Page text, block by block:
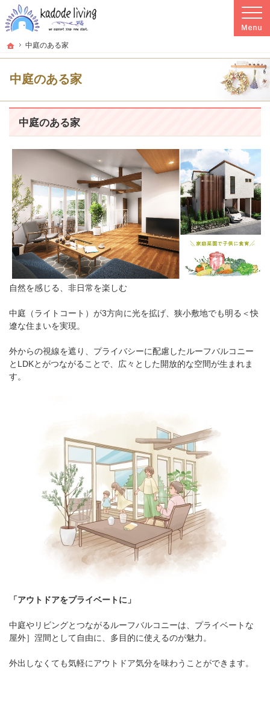
ホーム
中庭のある家
中庭のある家
プロの目線からご提案。群馬県高崎市の注文住宅・新築戸建てを手がける工務店
群馬県高崎市の新築・注文住宅・新築戸建てを手がける工務店ならkadode living
中庭のある家
自然を感じる、非日常を楽しむ
中庭（ライトコート）が3方向に光を拡げ、狭小敷地でも明る＜快
遼な住まいを実現。
外からの視線を遮り、プライバシーに配慮したルーフバルコニー
とLDKとがつながることで、広々とした開放的な空間が生まれま
す。
「アウトドアをプライベートに」
中庭やリビングとつながるルーフバルコニーは、プライベートな
屋外］涅間として自由に、多目的に使えるのが魅力。
外出しなくても気軽にアウトドア気分を味わうことができます。